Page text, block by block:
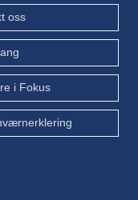
oss
i Fokus